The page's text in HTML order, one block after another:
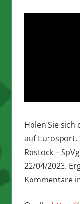
Holen Sie sich
auf Eurosport.
Rostock –
22/04/2023.
Kommentare